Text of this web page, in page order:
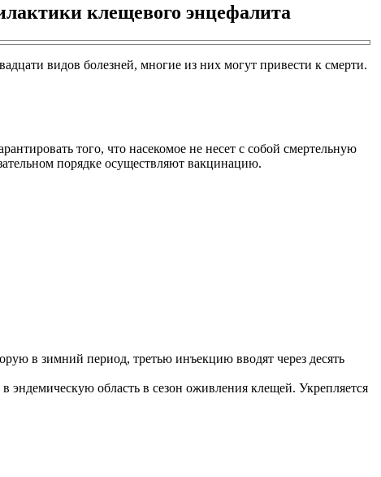
клещевого энцефалита
видов болезней, многие из них могут привести к смерти.
того, что насекомое не несет с собой смертельную
порядке осуществляют вакцинацию.
в зимний период, третью инъекцию вводят через десять
область в сезон оживления клещей. Укрепляется